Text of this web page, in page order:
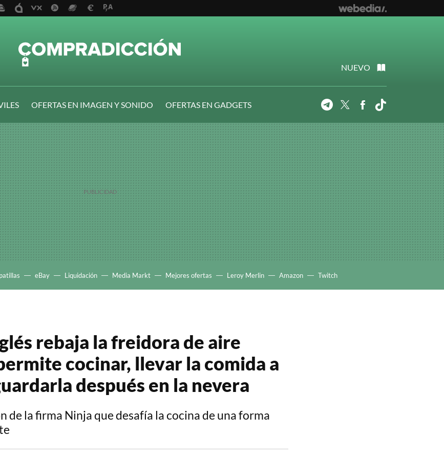
NUEVO
OFERTAS EN IMAGEN Y SONIDO
OFERTAS EN GADGETS
TelegramTwitterFacebook
eBay Liquidación Media Markt Mejores ofertas Leroy Merlin Amazon Twitch
rebaja la freidora de aire
cocinar, llevar la comida a
después en la nevera
de la firma Ninja que desafía la cocina de una forma